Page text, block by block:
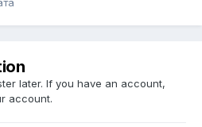
later. If you have an account,
account.